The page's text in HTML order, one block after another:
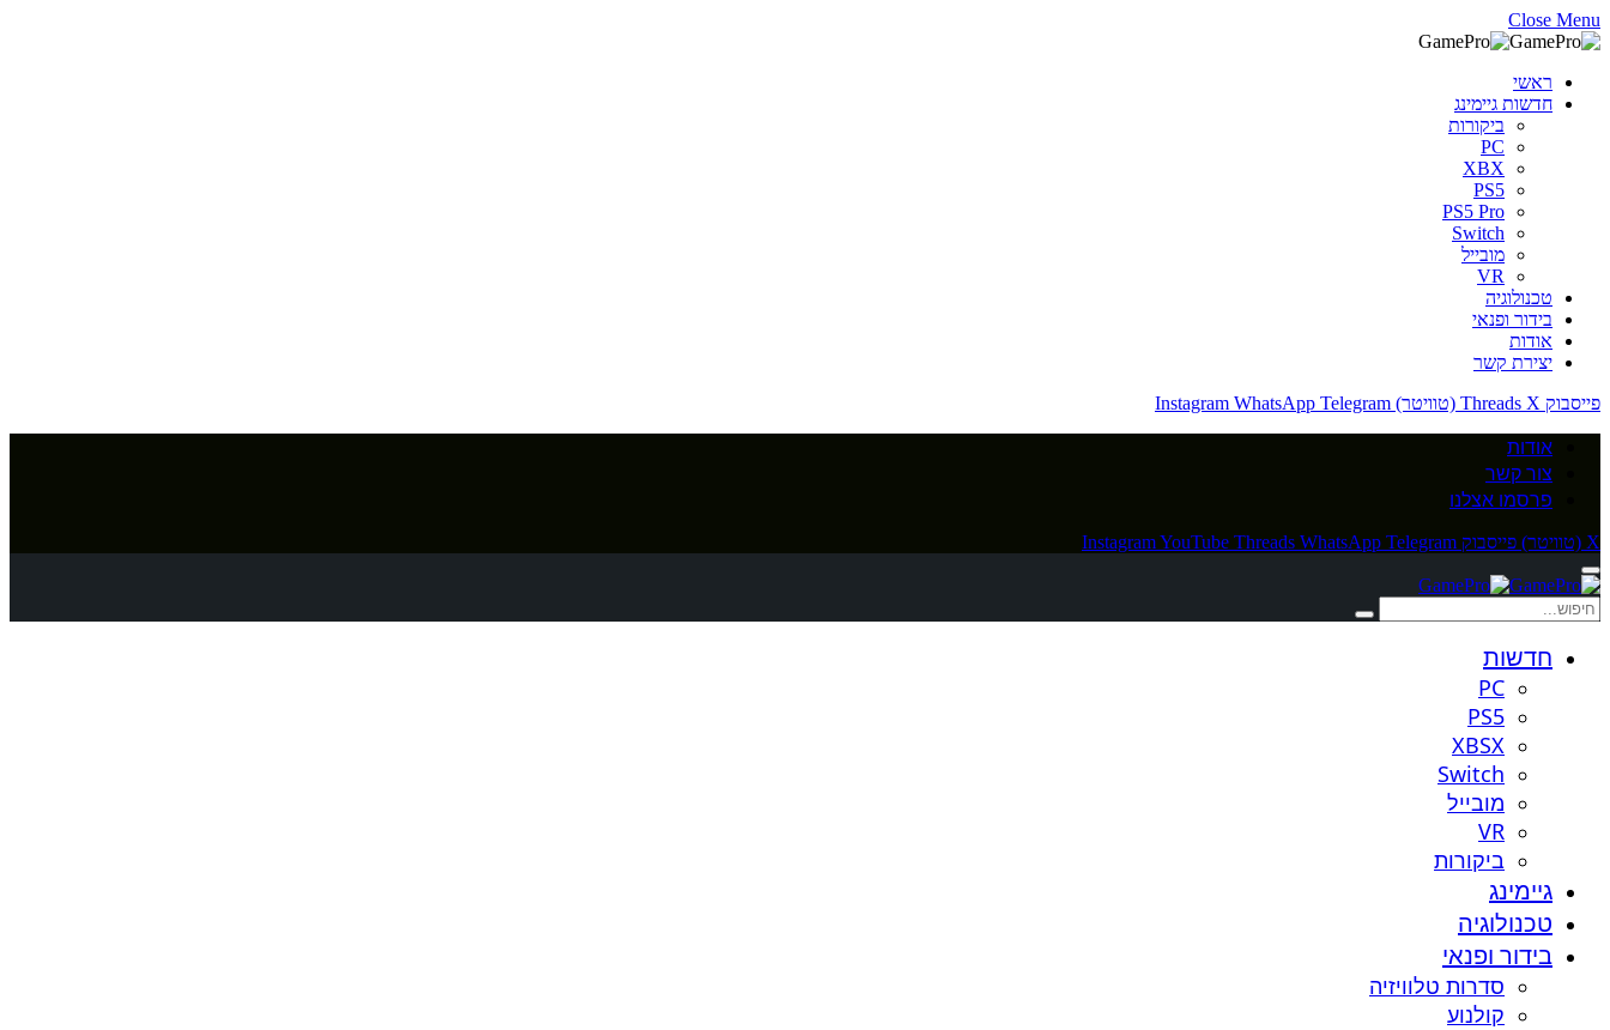
Close Menu
ראשי
חדשות גיימינג
ביקורות
PC
XBX
PS5
PS5 Pro
Switch
מובייל
VR
טכנולוגיה
בידור ופנאי
אודות
יצירת קשר
פייסבוק
Threads X (טוויטר) Instagram WhatsApp Telegram
אודות
צור קשר
פרסמו אצלנו
X (טוויטר) פייסבוק InstagramYouTube Threads WhatsApp Telegram
חדשות
PC
PS5
XBSX
Switch
מובייל
VR
ביקורות
גיימינג
טכנולוגיה
בידור ופנאי
סדרות טלוויזיה
קולנוע